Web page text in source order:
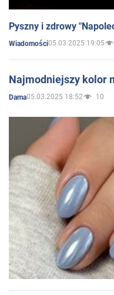
Pyszny i zdrowy
Wiadomości05.03.2025 19:05
Najmodniejszy kolor
Dama05.03.2025 18:52 10